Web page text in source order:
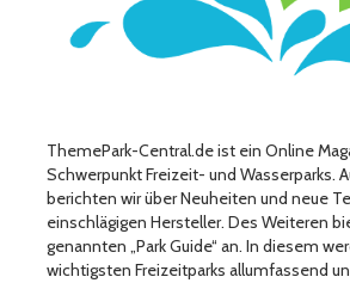
ThemePark-Central.de ist ein Online
Schwerpunkt Freizeit- und Wasserparks.
berichten wir über Neuheiten und neue
einschlägigen Hersteller. Des Weiteren
genannten „Park Guide“ an. In diesem
wichtigsten Freizeitparks allumfassend